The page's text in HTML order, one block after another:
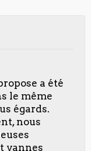
a été
le même
égards.
nous
vannes